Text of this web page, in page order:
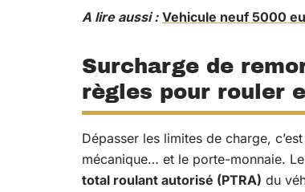
A lire aussi : Vehicule neuf 5000
Surcharge de
règles pour rouler
Dépasser les limites de charge,
mécanique… et le porte-monnaie. Le
total roulant autorisé (PTRA) du